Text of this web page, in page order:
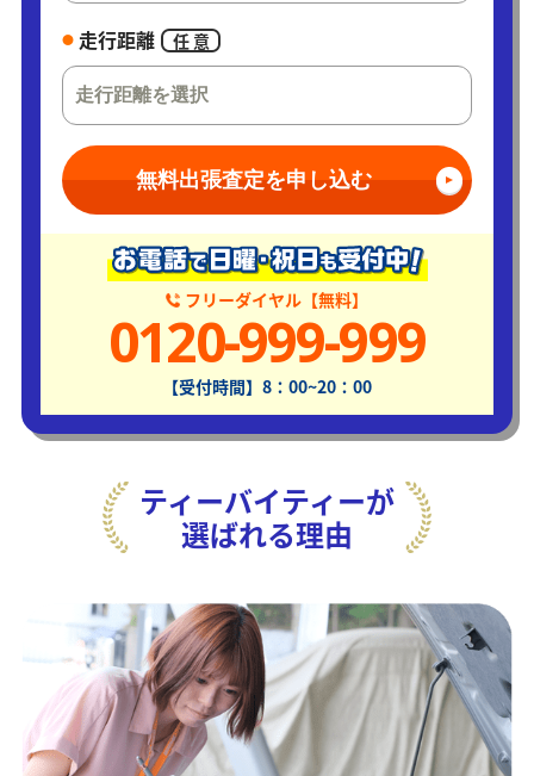
走行距離 任 意
無料出張査定を申し込む
フリーダイヤル【無料】
0120-999-999
【受付時間】8：00~20：00
ティーバイティーが
選ばれる理由